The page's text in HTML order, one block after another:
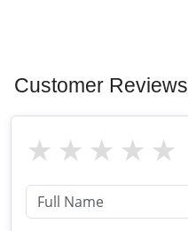
Customer Reviews